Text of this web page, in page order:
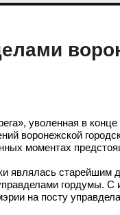
уволенная в
воронежской
моментах
являлась
гордумы. С
на посту